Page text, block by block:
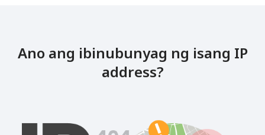
Ano ang ibinubunyag ng isang IP
address?